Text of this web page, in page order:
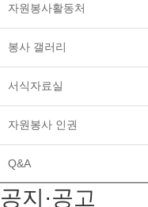
자원봉사활동처
봉사 갤러리
서식자료실
자원봉사 인권
Q&A
공지·공고